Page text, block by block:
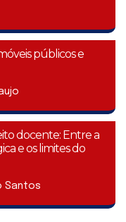
públicos e
docente: Entre a
e os limites do
Santos